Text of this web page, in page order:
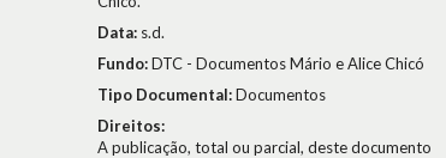
Data: s.d.
Fundo:DTC - Documentos Mário e Alice Chicó
Tipo Documental:Documentos
Direitos:
A publicação, total ou parcial, deste documento